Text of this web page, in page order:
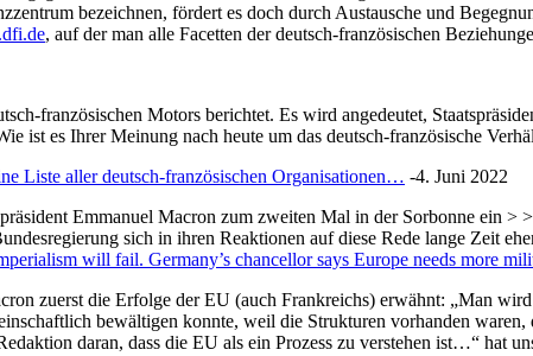
bezeichnen, fördert es doch durch Austausche und
, auf der man alle Facetten der deutsch-französischen
französischen Motors berichtet. Es wird angedeutet,
ist es Ihrer Meinung nach heute um das deutsch-französische
Liste aller deutsch-französischen Organisationen… -4. Juni 2022
Emmanuel Macron zum zweiten Mal in der Sorbonne ein > >
sich in ihren Reaktionen auf diese Rede lange Zeit
will fail. Germany’s chancellor says Europe needs more
zuerst die Erfolge der EU (auch Frankreichs) erwähnt: „Man
bewältigen konnte, weil die Strukturen vorhanden
daran, dass die EU als ein Prozess zu verstehen ist…“